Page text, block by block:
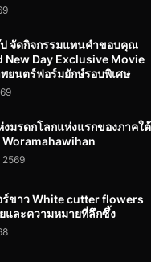
ป จัดกิจกรรมแทนคำขอบคุณ
New Day Exclusive Movie
ยนตร์ฟอร์มยักษ์รอบพิเศษ
มรดกโลกแห่งแรกของภาคใต้
ร์ขาว White cutter flowers
และความหมายที่ลึกซึ้ง